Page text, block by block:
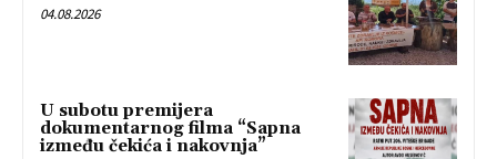
04.08.2026
U subotu premijera
dokumentarnog filma “Sapna
između čekića i nakovnja”